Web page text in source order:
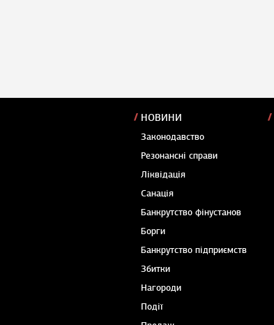
НОВИНИ
Законодавство
Резонансні справи
Ліквідація
Санація
Банкрутство фінустанов
Борги
Банкрутство підприємств
Збитки
Нагороди
Події